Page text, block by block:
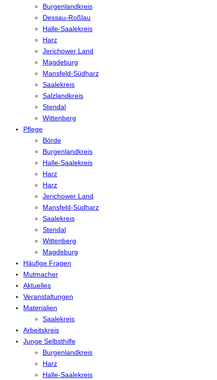
Burgenlandkreis
Dessau-Roßlau
Halle-Saalekreis
Harz
Jerichower Land
Magdeburg
Mansfeld-Südharz
Saalekreis
Salzlandkreis
Stendal
Wittenberg
Pflege
Börde
Burgenlandkreis
Halle-Saalekreis
Harz
Harz
Jerichower Land
Mansfeld-Südharz
Saalekreis
Stendal
Wittenberg
Magdeburg
Häufige Fragen
Mutmacher
Aktuelles
Veranstaltungen
Materialien
Saalekreis
Arbeitskreis
Junge Selbsthilfe
Burgenlandkreis
Harz
Halle-Saalekreis